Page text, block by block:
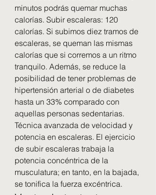
minutos podrás quemar muchas
calorías. Subir escaleras: 120
calorías. Si subimos diez tramos de
escaleras, se queman las mismas
calorías que si corremos a un ritmo
tranquilo. Además, se reduce la
posibilidad de tener problemas de
hipertensión arterial o de diabetes
hasta un 33% comparado con
aquellas personas sedentarias.
Técnica avanzada de velocidad y
potencia en escaleras. El ejercicio
de subir escaleras trabaja la
potencia concéntrica de la
musculatura; en tanto, en la bajada,
se tonifica la fuerza excéntrica.